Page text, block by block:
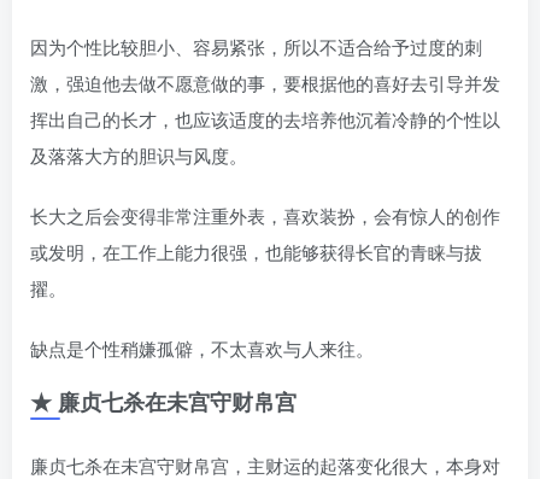
因为个性比较胆小、容易紧张，所以不适合给予过度的刺
激，强迫他去做不愿意做的事，要根据他的喜好去引导并发
挥出自己的长才，也应该适度的去培养他沉着冷静的个性以
及落落大方的胆识与风度。
长大之后会变得非常注重外表，喜欢装扮，会有惊人的创作
或发明，在工作上能力很强，也能够获得长官的青睐与拔
擢。
缺点是个性稍嫌孤僻，不太喜欢与人来往。
★ 廉贞七杀在未宫守财帛宫
廉贞七杀在未宫守财帛宫，主财运的起落变化很大，本身对